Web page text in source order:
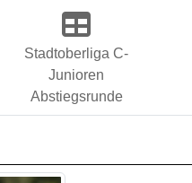
Stadtoberliga C-
Junioren
Abstiegsrunde